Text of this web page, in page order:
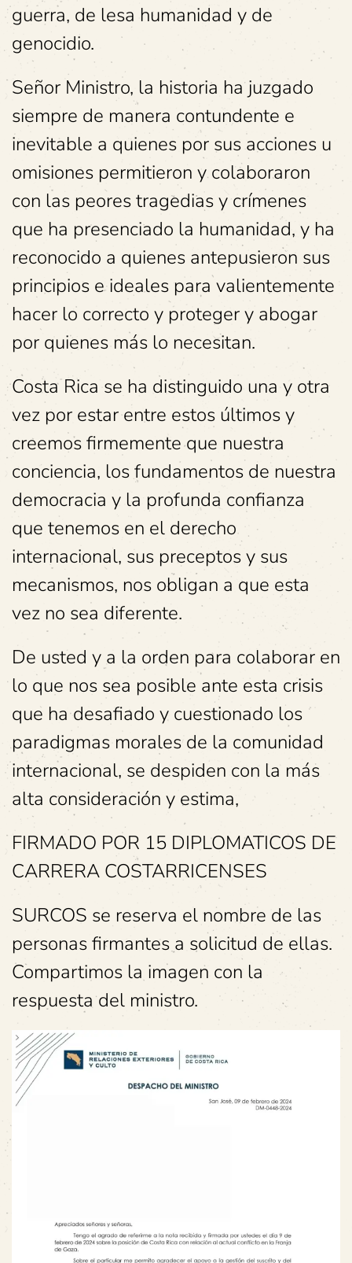
guerra, de lesa humanidad y de
genocidio.
Señor Ministro, la historia ha juzgado
siempre de manera contundente e
inevitable a quienes por sus acciones u
omisiones permitieron y colaboraron
con las peores tragedias y crímenes
que ha presenciado la humanidad, y ha
reconocido a quienes antepusieron sus
principios e ideales para valientemente
hacer lo correcto y proteger y abogar
por quienes más lo necesitan.
Costa Rica se ha distinguido una y otra
vez por estar entre estos últimos y
creemos firmemente que nuestra
conciencia, los fundamentos de nuestra
democracia y la profunda confianza
que tenemos en el derecho
internacional, sus preceptos y sus
mecanismos, nos obligan a que esta
vez no sea diferente.
De usted y a la orden para colaborar en
lo que nos sea posible ante esta crisis
que ha desafiado y cuestionado los
paradigmas morales de la comunidad
internacional, se despiden con la más
alta consideración y estima,
FIRMADO POR 15 DIPLOMATICOS DE
CARRERA COSTARRICENSES
SURCOS se reserva el nombre de las
personas firmantes a solicitud de ellas.
Compartimos la imagen con la
respuesta del ministro.